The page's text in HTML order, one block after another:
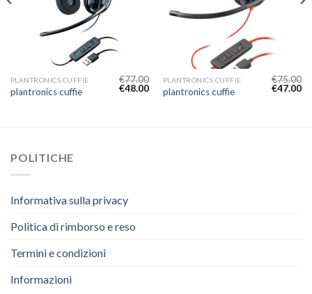
PLANTRONICS CUFFIE
plantronics cuffie
€77.00
€48.00
PLANTRONICS CUFFIE
plantronics cuffie
€75.00
€47.00
POLITICHE
Informativa sulla privacy
Politica di rimborso e reso
Termini e condizioni
Informazioni